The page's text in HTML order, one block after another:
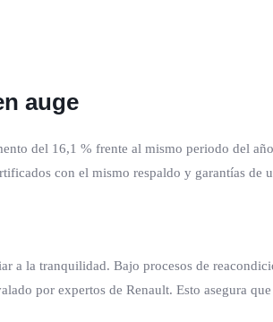
auge
del 16,1 % frente al mismo periodo del
con el mismo respaldo y garantías de
a la tranquilidad. Bajo procesos de
por expertos de Renault. Esto asegura